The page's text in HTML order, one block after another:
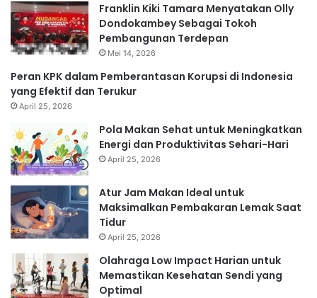
Franklin Kiki Tamara Menyatakan Olly
Dondokambey Sebagai Tokoh
Pembangunan Terdepan
Mei 14, 2026
Peran KPK dalam Pemberantasan Korupsi di Indonesia
yang Efektif dan Terukur
April 25, 2026
Pola Makan Sehat untuk Meningkatkan
Energi dan Produktivitas Sehari-Hari
April 25, 2026
Atur Jam Makan Ideal untuk
Maksimalkan Pembakaran Lemak Saat
Tidur
April 25, 2026
Olahraga Low Impact Harian untuk
Memastikan Kesehatan Sendi yang
Optimal